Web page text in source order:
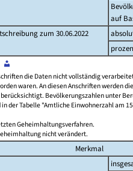
auf
zum 30.06.2022
die Daten nicht vollständig
waren. An diesen Anschriften werden
Bevölkerungszahlen unter
der Tabelle "Amtliche Einwohnerzahl am
Geheimhaltungsverfahren.
nicht verändert.
Merkmal